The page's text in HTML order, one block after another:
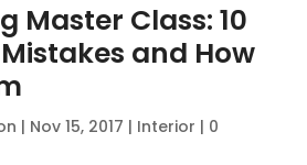
Master Class: 10
and How
| Nov 15, 2017 | Interior | 0